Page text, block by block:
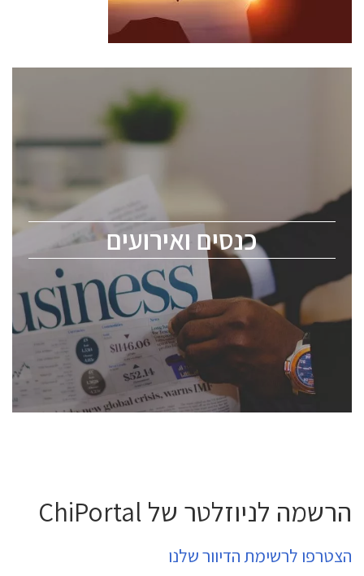
כנסים ואירועים
כנסים ואירועים
לכל העוסקים בתעשיית הסמיקונדקטור כולל מהנדסים,
ChipEx2026 will be held on May 12-13, 2026. The
conference is intended for everyone involved in the
semiconductor industry, including engineers,
professional experts, and senior executives.
לחץ לפרטים
הרשמה לניוזלטר של ChiPortal
הצטרפו לרשימת הדיוור שלנו